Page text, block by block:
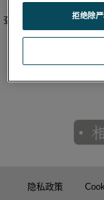
查看更多文章详情，请
隐私政策
拒绝除